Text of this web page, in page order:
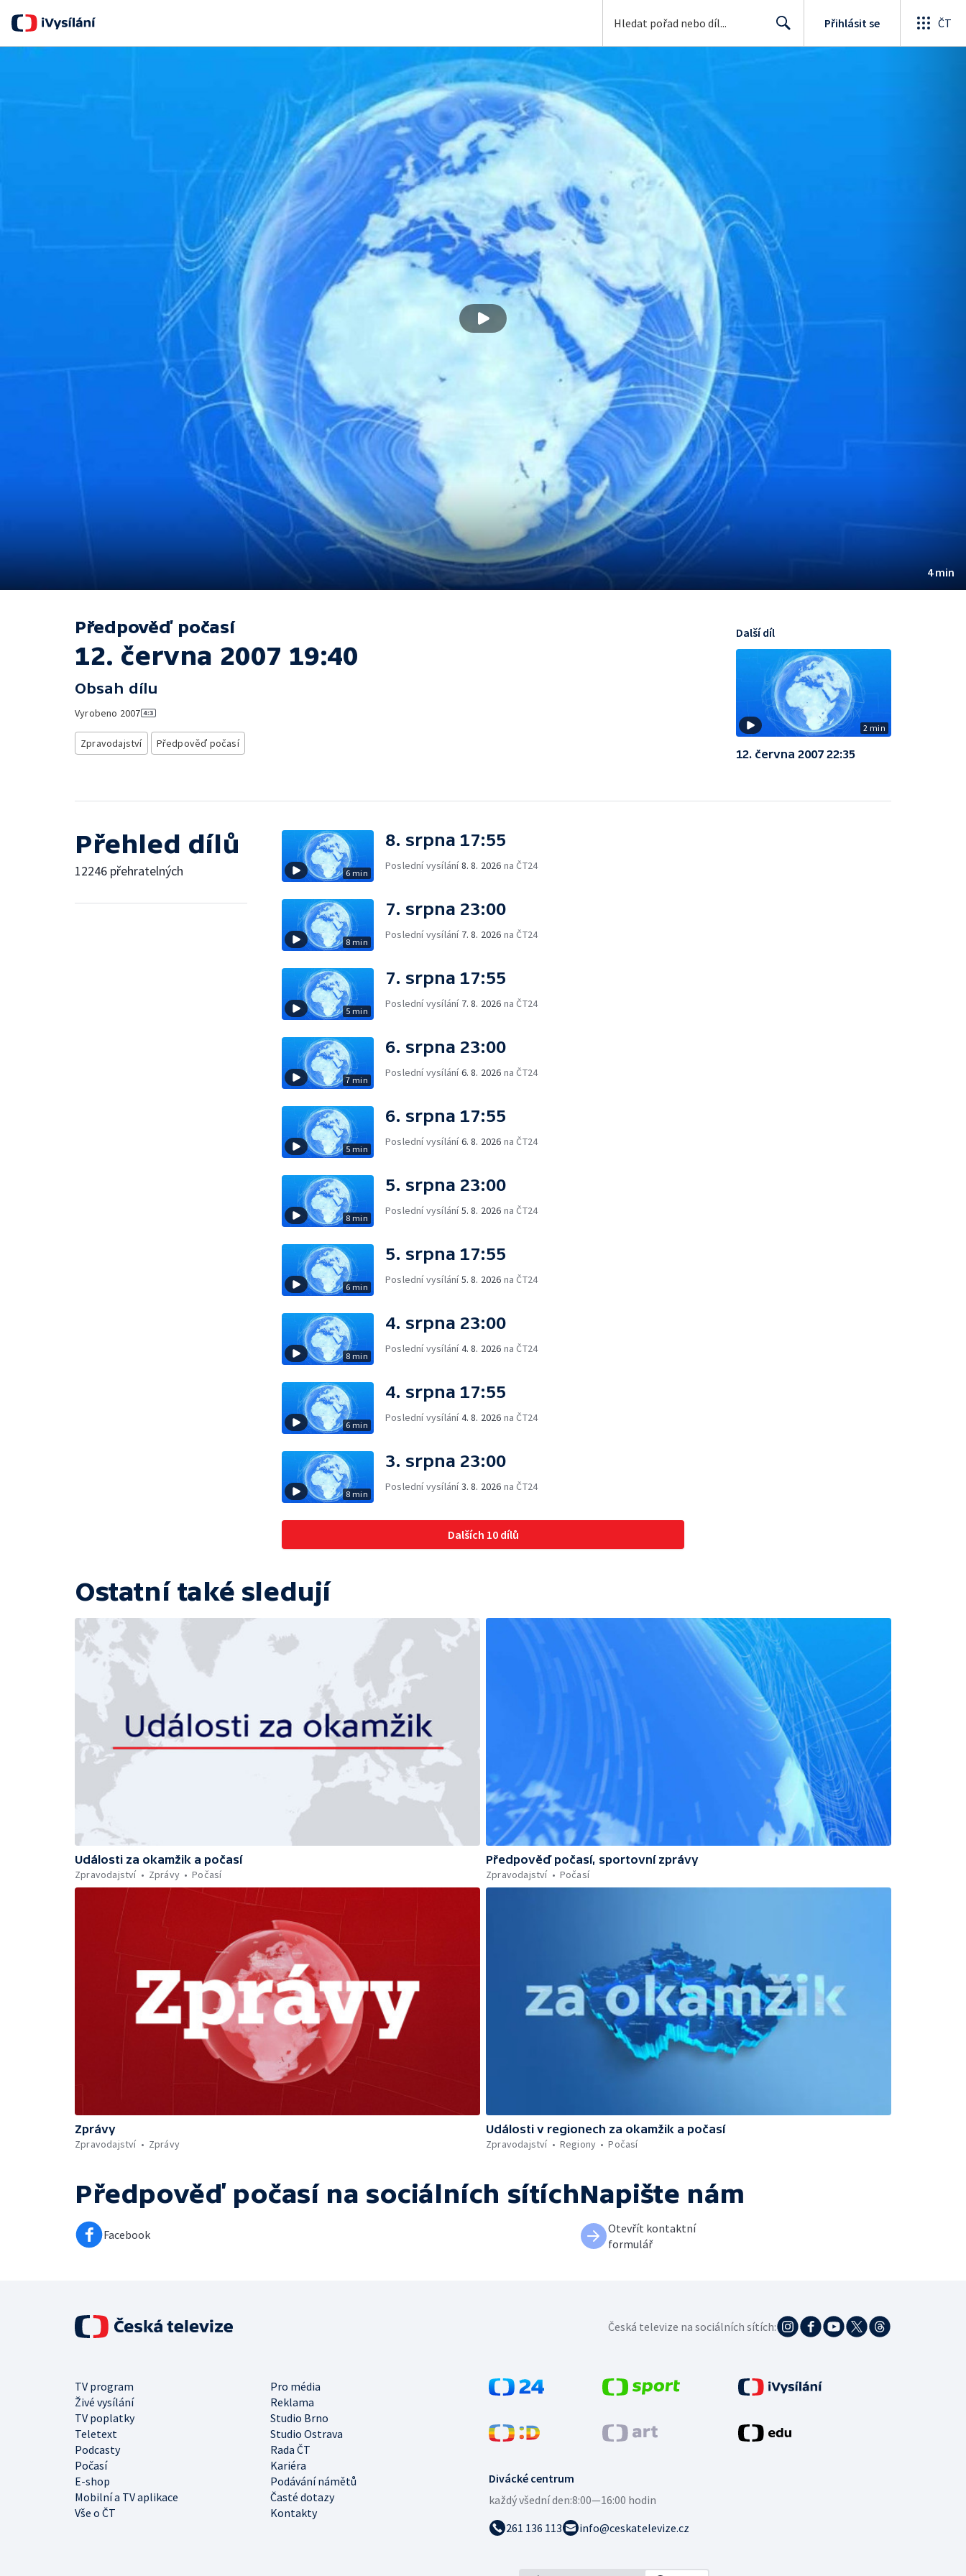
Přihlásit se ČT
4 min
Předpověď počasí
12. června 2007 19:40
Obsah dílu
Vyrobeno 2007
Zpravodajství Předpověď počasí
2 min
Další díl
12. června 2007 22:35
Přehled dílů
12246 přehratelných 6 min
8. srpna 17:55
Poslední vysílání8. 8. 2026 na ČT24
8 min
7. srpna 23:00
Poslední vysílání 7. 8. 2026 na ČT24
5 min
7. srpna 17:55
Poslední vysílání 7. 8. 2026 na ČT24
7 min
6. srpna 23:00
Poslední vysílání6. 8. 2026 na ČT24
5 min
6. srpna 17:55
Poslední vysílání6. 8. 2026 na ČT24
8 min
5. srpna 23:00
Poslední vysílání5. 8. 2026 na ČT24
6 min
5. srpna 17:55
Poslední vysílání5. 8. 2026 na ČT24
8 min
4. srpna 23:00
Poslední vysílání4. 8. 2026 na ČT24
6 min
4. srpna 17:55
Poslední vysílání4. 8. 2026 na ČT24
8 min
3. srpna 23:00
Poslední vysílání3. 8. 2026 na ČT24
Dalších 10 dílů
Ostatní také sledují
Události za okamžik a počasí
Zpravodajství
Zprávy Počasí
Předpověď počasí, sportovní zprávy
Zpravodajství
Počasí
Zprávy
Zpravodajství
Zprávy
Události v regionech za okamžik a počasí
Zpravodajství
Regiony Počasí
Předpověď počasí na sociálních sítích
Facebook
Napište nám
Otevřít kontaktní
formulář
Divácké centrum
každý všední den:8:00—16:00 hodin
261 136 113
info@ceskatelevize.cz
TV program
Pro média
Živé vysílání
Reklama
TV poplatky
Studio Brno
Teletext
Studio Ostrava
Podcasty
Rada ČT
Počasí
Kariéra
E-shop
Podávání námětů
Mobilní a TV aplikace
Časté dotazy
Vše o ČT
Kontakty
Česká televize na sociálních sítích: